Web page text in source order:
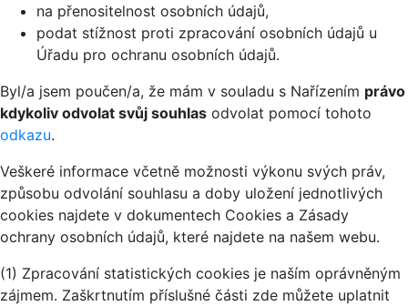
na přenositelnost osobních údajů,
podat stížnost proti zpracování osobních údajů u
Úřadu pro ochranu osobních údajů.
Byl/a jsem poučen/a, že mám v souladu s Nařízením právo
kdykoliv odvolat svůj souhlas odvolat pomocí tohoto
odkazu.
Veškeré informace včetně možnosti výkonu svých práv,
způsobu odvolání souhlasu a doby uložení jednotlivých
cookies najdete v dokumentech Cookies a Zásady
ochrany osobních údajů, které najdete na našem webu.
(1) Zpracování statistických cookies je naším oprávněným
zájmem. Zaškrtnutím příslušné části zde můžete uplatnit